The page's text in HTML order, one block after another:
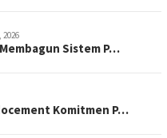
2026
Sistem P…
Komitmen P…